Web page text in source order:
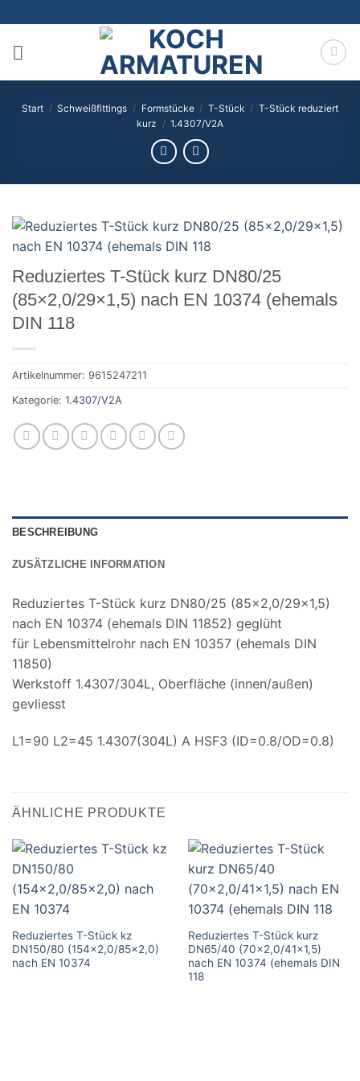
Inhalt
springen
Start / Schweißfittings / Formstücke / T-Stück / T-Stück reduziert
kurz / 1.4307/V2A
Reduziertes T-Stück kurz DN80/25
(85×2,0/29×1,5) nach EN 10374 (ehemals
DIN 118
Artikelnummer: 9615247211
Kategorie: 1.4307/V2A
BESCHREIBUNG
ZUSÄTZLICHE INFORMATION
Reduziertes T-Stück kurz DN80/25 (85×2,0/29×1,5)
nach EN 10374 (ehemals DIN 11852) geglüht
für Lebensmittelrohr nach EN 10357 (ehemals DIN
11850)
Werkstoff 1.4307/304L, Oberfläche (innen/außen)
gevliesst
L1=90 L2=45 1.4307(304L) A HSF3 (ID=0.8/OD=0.8)
ÄHNLICHE PRODUKTE
Reduziertes T-Stück kz
DN150/80 (154×2,0/85×2,0)
nach EN 10374
Reduziertes T-Stück kurz
DN65/40 (70×2,0/41×1,5)
nach EN 10374 (ehemals DIN
118